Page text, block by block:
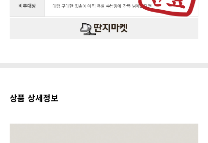
비추대상 대량 구매한 칫솔이 아직 욕실 수납장에 잔뜩 남아있다면
상품 상세정보